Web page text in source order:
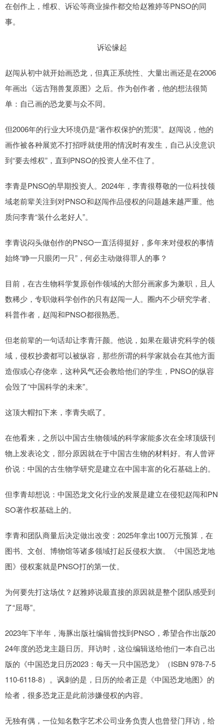
在创作上，维权、诉讼等商业操作都交给赵雅婷等PNSO的同
事。
诉讼缘起
赵闯从初中就开始画恐龙，但真正系统性、大量出画还是在2006
年画出《远古翔兽复原图》之后。作为创作者，他的想法很简
单：自己画的恐龙要与众不同。
但2006年的行业大环境仍是“著作权保护的荒漠”。赵闯说，他的
画作被各种展览不打招呼就使用的情况时有发生，自己从没意识
到“要去维权”，直到PNSO的投资人坐不住了。
李青是PNSO的早期投资人。2024年，李青很尊敬的一位科技领
域老前辈关注到对PNSO和赵闯作品侵权的问题越来越严重。他
质问李青“装什么老好人”。
李青说闷头做创作的PNSO一直活得挺好，多年来对侵权的事情
始终“睁一只眼闭一只”，何必主动做得罪人的事？
目前，在古生物科学复原创作领域的大部分画家多为兼职，且人
数稀少，专职做科学创作的只有赵闯一人。圈内不少研究学者、
科普作者，赵闯和PNSO都很熟悉。
但老前辈的一句话却让李青汗颜。他说，如果在最讲究科学的领
域，侵权抄袭都可以被纵容，那些所谓的科学家就会在其他方面
造假或心存侥幸，这种风气还会教给他们的学生，PNSO的纵容
会毁了“中国科学的未来”。
这顶大帽扣下来，李青失眠了。
在他看来，之所以中国古生物领域的科学家能多次在全球顶级刊
物上发表论文，部分原因就在于中国古生物的材料好。有人曾评
价说：中国的古生物学研究是建立在中国丰富的化石基础上的。
但李青却想说：中国恐龙文化行业的发展是建立在侵犯赵闯和PN
SO著作权基础上的。
李青和团队商量后决定做出改变：2025年拿出100万元预算，在
图书、文创、博物馆等诸多领域打起反侵权大旗。《中国恐龙地
图》侵权案就是PNSO打的第一仗。
为何要先打这场仗？赵雅婷说最直接的原因就是整个团队感受到
了“屈辱”。
2023年下半年，海豚出版社编辑曾找到PNSO，希望合作出版20
24年度的恐龙主题日历。拜访时，这位编辑送给他们一本自己出
版的《中国恐龙日历2023：每天一只中国恐龙》（ISBN 978-7-5
110-6118-8）。讽刺的是，日历的绘者正是《中国恐龙地图》的
绘者，很多恐龙正是此前涉嫌侵权的内容。
无独有偶，一位知名数字艺术公司业务负责人也曾登门拜访，给